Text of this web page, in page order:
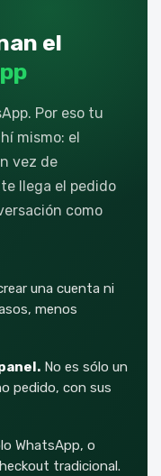
el
Por eso tu
mismo: el
vez de
llega el pedido
como
una cuenta ni
menos
No es sólo un
pedido, con sus
WhatsApp, o
tradicional.